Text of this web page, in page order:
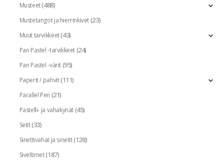
Musteet(488)
Mustetangot ja hierrinkivet(23)
Muut tarvikkeet(43)
Pan Pastel -tarvikkeet(24)
Pan Pastel -värit(95)
Paperit / pahvit(111)
Parallel Pen (21)
Pastelli- ja vahakynät(45)
Setit(33)
Sinettivahat ja sinetit(128)
Siveltimet(187)